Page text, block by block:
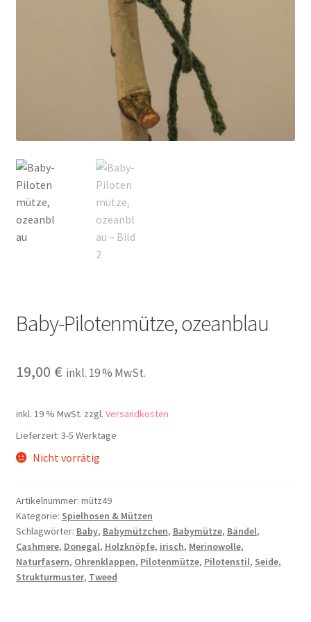
Baby-Pilotenmütze, ozeanblau
19,00 € inkl. 19 % MwSt.
inkl. 19 % MwSt. zzgl. Versandkosten
Lieferzeit: 3-5 Werktage
Nicht vorrätig
Artikelnummer: mütz49
Kategorie: Spielhosen & Mützen
Schlagwörter: Baby, Babymützchen, Babymütze, Bändel,
Cashmere, Donegal, Holzknöpfe, irisch, Merinowolle,
Naturfasern, Ohrenklappen, Pilotenmütze, Pilotenstil, Seide,
Strukturmuster, Tweed